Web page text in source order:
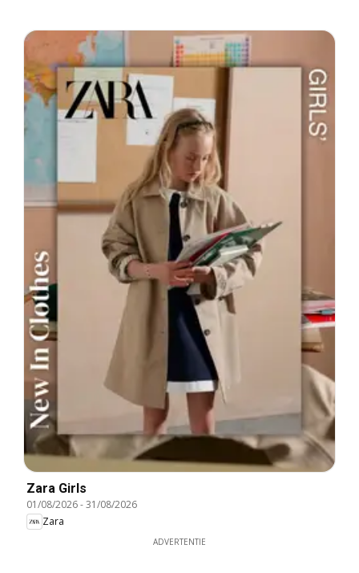
Zara Girls
01/08/2026-31/08/2026
Zara
ADVERTENTIE